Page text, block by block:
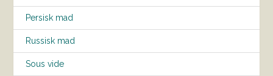
Persisk mad
Russisk mad
Sous vide